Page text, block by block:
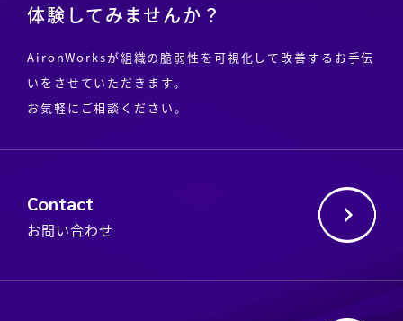
体験してみませんか？
AironWorksが組織の脆弱性を可視化して改善するお手伝
いをさせていただきます。
お気軽にご相談ください。
Contact
お問い合わせ